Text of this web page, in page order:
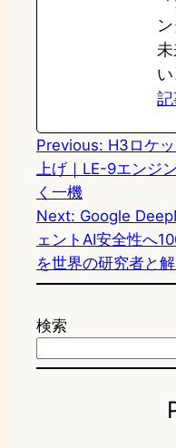
い
Previous: H3ロケ
上げ｜LE-9エンジ
く一機
Next: Google
ェントAI安全性へ
を世界の研究者と
検索